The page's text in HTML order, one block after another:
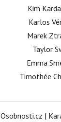
Kim
Karlos
Marek
Taylor
Emma
Timothée
Osobnosti.cz |